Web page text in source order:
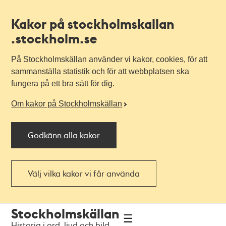
Kakor på stockholmskallan
.stockholm.se
På Stockholmskällan använder vi kakor, cookies, för att
sammanställa statistik och för att webbplatsen ska
fungera på ett bra sätt för dig.
Om kakor på Stockholmskällan
Godkänn alla kakor
Välj vilka kakor vi får använda
navigationen
huvudinnehållet
Stockholmskällan